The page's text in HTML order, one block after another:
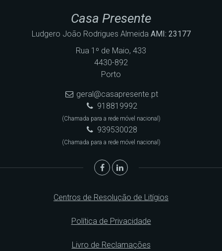
Casa Presente
Ludgero João Rodrigues Almeida AMI: 23177
Rua 1º de Maio, 433
4430-892
Porto
geral@casapresente.pt
918819992
(Chamada para a rede móvel nacional)
939530028
(Chamada para a rede móvel nacional)
Centros de Resolução de Litígios
Política de Privacidade
Livro de Reclamações